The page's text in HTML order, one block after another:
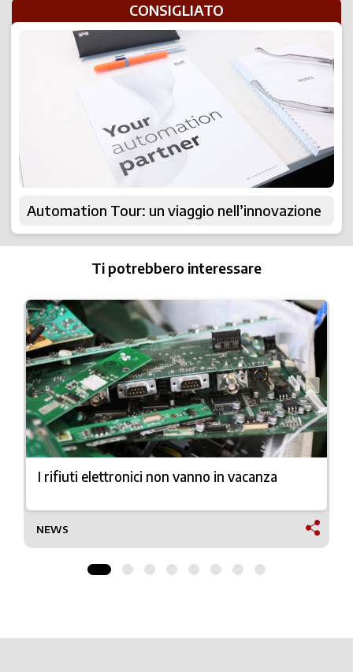
CONSIGLIATO
Automation Tour: un viaggio nell’innovazione
Ti potrebbero interessare
I rifiuti elettronici non vanno in vacanza
NEWS